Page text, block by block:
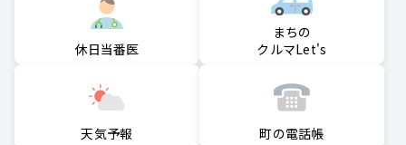
休日当番医
まちの
クルマLet's
天気予報 町の電話帳